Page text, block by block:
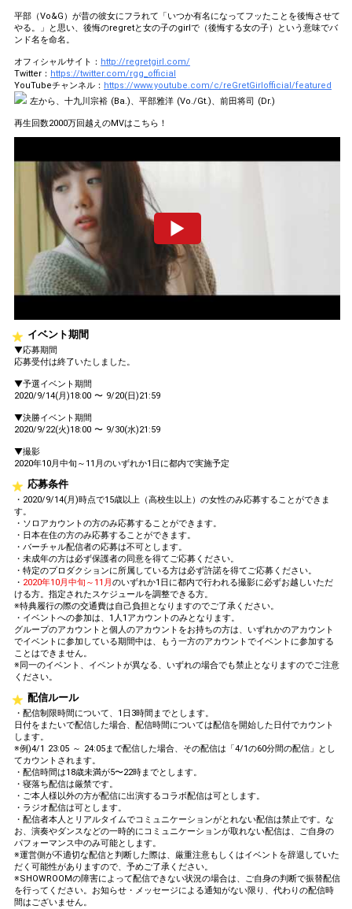
平部（Vo&G）が昔の彼女にフラれて「いつか有名になってフッたことを後悔させて
やる。」と思い、後悔のregretと女の子のgirlで（後悔する女の子）という意味でバ
ンド名を命名。
オフィシャルサイト： http://regretgirl.com/
Twitter： https://twitter.com/rgg_official
YouTubeチャンネル： https://www.youtube.com/c/reGretGirlofficial/featured
左から、十九川宗裕 (Ba.)、平部雅洋 (Vo./Gt.)、前田将司 (Dr.)
再生回数2000万回越えのMVはこちら！
イベント期間
▼応募期間
応募受付は終了いたしました。
▼予選イベント期間
2020/9/14(月)18:00 〜 9/20(日)21:59
▼決勝イベント期間
2020/9/22(火)18:00 〜 9/30(水)21:59
▼撮影
2020年10月中旬～11月のいずれか1日に都内で実施予定
応募条件
・2020/9/14(月)時点で15歳以上（高校生以上）の女性のみ応募することができま
す。
・ソロアカウントの方のみ応募することができます。
・日本在住の方のみ応募することができます。
・バーチャル配信者の応募は不可とします。
・未成年の方は必ず保護者の同意を得てご応募ください。
・特定のプロダクションに所属している方は必ず許諾を得てご応募ください。
・ 2020年10月中旬～11月 のいずれか1日に都内で行われる撮影に必ずお越しいただ
ける方。指定されたスケジュールを調整できる方。
※特典履行の際の交通費は自己負担となりますのでご了承ください。
・イベントへの参加は、1人1アカウントのみとなります。
グループのアカウントと個人のアカウントをお持ちの方は、いずれかのアカウント
でイベントに参加している期間中は、もう一方のアカウントでイベントに参加する
ことはできません。
※同一のイベント、イベントが異なる、いずれの場合でも禁止となりますのでご注意
ください。
配信ルール
・配信制限時間について、1日3時間までとします。
日付をまたいで配信した場合、配信時間については配信を開始した日付でカウント
します。
※例)4/1 23:05 ～ 24:05まで配信した場合、その配信は「4/1の60分間の配信」とし
てカウントされます。
・配信時間は18歳未満が5〜22時までとします。
・寝落ち配信は厳禁です。
・ご本人様以外の方が配信に出演するコラボ配信は可とします。
・ラジオ配信は可とします。
・配信者本人とリアルタイムでコミュニケーションがとれない配信は禁止です。な
お、演奏やダンスなどの一時的にコミュニケーションが取れない配信は、ご自身の
パフォーマンス中のみ可能とします。
※運営側が不適切な配信と判断した際は、厳重注意もしくはイベントを辞退していた
だく可能性がありますので、予めご了承ください。
※SHOWROOMの障害によって配信できない状況の場合は、ご自身の判断で振替配信
を行ってください。お知らせ・メッセージによる通知がない限り、代わりの配信時
間はございません。